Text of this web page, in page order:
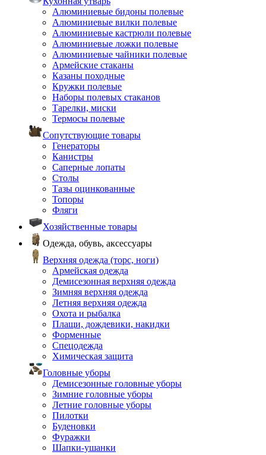
Алюминиевые бидоны полевые
Алюминиевые вилки полевые
Алюминиевые кастрюли полевые
Алюминиевые ложки полевые
Алюминиевые чайники полевые
Армейские стаканы
Казаны походные
Кружки полевые
Наборы полевых стаканов
Тарелки, миски
Термосы полевые
Сопутствующие товары
Генераторы
Канистры
Саперные лопаты
Столы
Тазы оцинкованные
Топоры
Фляги
Хозяйственные товары
Одежда, обувь, аксессуары
Верхняя одежда (торс, ноги)
Армейская одежда
Демисезонная верхняя одежда
Зимняя верхняя одежда
Летняя верхняя одежда
Охота и рыбалка
Плащи, дождевики, накидки
Форменные
Спецодежда
Химическая защита
Головные уборы
Демисезонные головные уборы
Зимние головные уборы
Летние головные уборы
Пилотки
Буденовки
Фуражки
Шапки-ушанки